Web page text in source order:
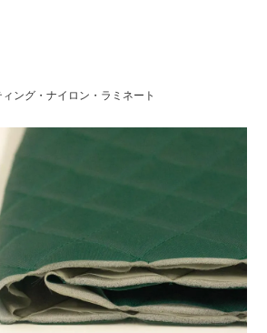
ィング・ナイロン・ラミネート